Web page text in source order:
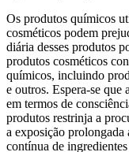
Os produtos químicos
cosméticos podem
diária desses produtos
produtos cosméticos
químicos, incluindo
e outros. Espera-se que
em termos de
produtos restrinja a
a exposição prolongada
contínua de